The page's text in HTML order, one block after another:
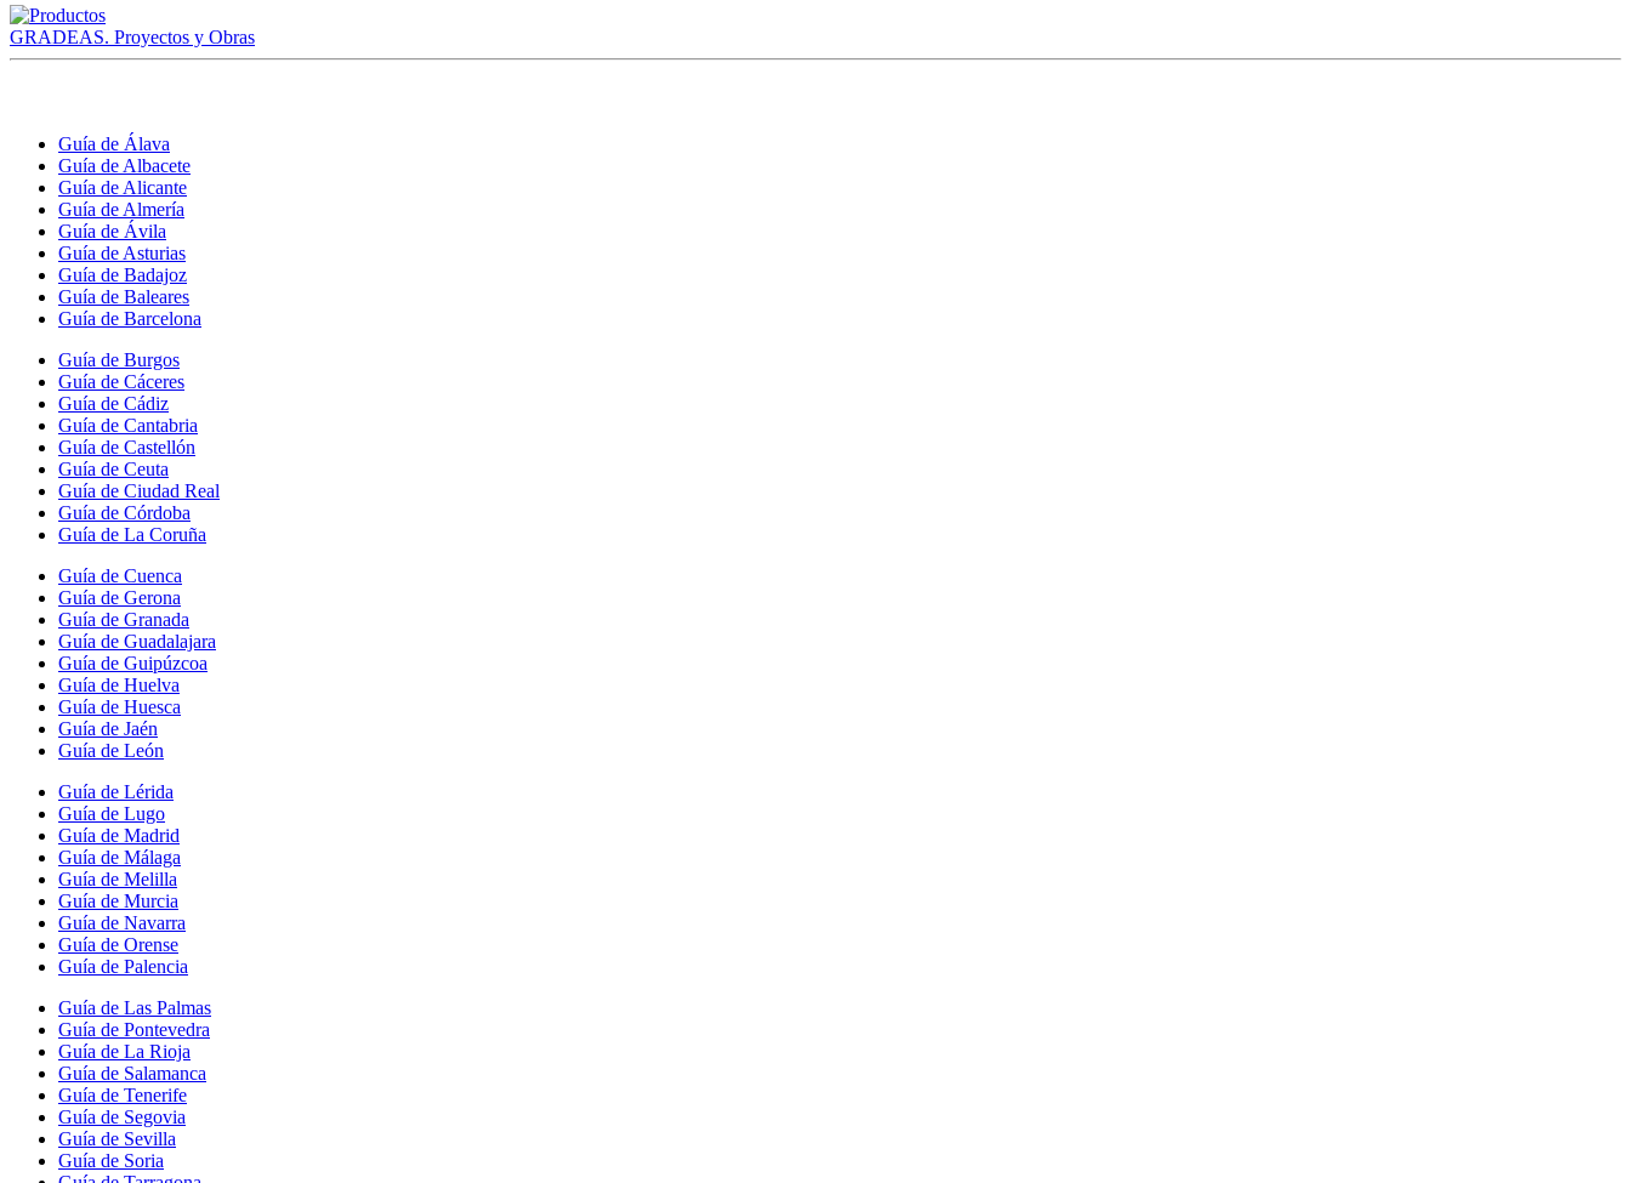
GRADEAS. Proyectos y Obras
Guía de Álava
Guía de Albacete
Guía de Alicante
Guía de Almería
Guía de Ávila
Guía de Asturias
Guía de Badajoz
Guía de Baleares
Guía de Barcelona
Guía de Burgos
Guía de Cáceres
Guía de Cádiz
Guía de Cantabria
Guía de Castellón
Guía de Ceuta
Guía de Ciudad Real
Guía de Córdoba
Guía de La Coruña
Guía de Cuenca
Guía de Gerona
Guía de Granada
Guía de Guadalajara
Guía de Guipúzcoa
Guía de Huelva
Guía de Huesca
Guía de Jaén
Guía de León
Guía de Lérida
Guía de Lugo
Guía de Madrid
Guía de Málaga
Guía de Melilla
Guía de Murcia
Guía de Navarra
Guía de Orense
Guía de Palencia
Guía de Las Palmas
Guía de Pontevedra
Guía de La Rioja
Guía de Salamanca
Guía de Tenerife
Guía de Segovia
Guía de Sevilla
Guía de Soria